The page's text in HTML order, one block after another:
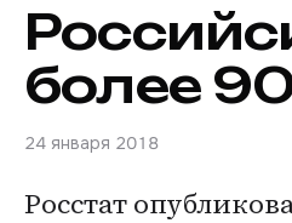
более
24 января 2018
Росстат